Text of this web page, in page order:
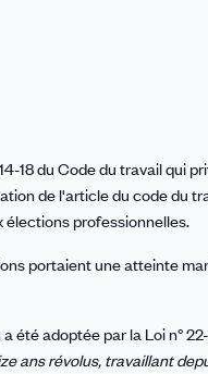
18 du Code du travail qui
de l'article du code du
élections professionnelles.
portaient une atteinte
adoptée par la Loi n°
ans révolus, travaillant